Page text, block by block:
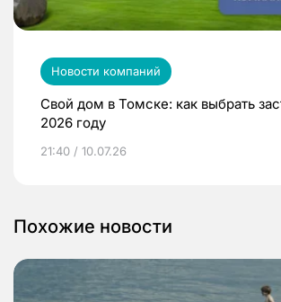
Новости компаний
Свой дом в Томске: как выбрать
2026 году
21:40 / 10.07.26
Похожие новости